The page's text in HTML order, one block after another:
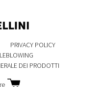
PRIVACY POLICY
DEI PRODOTTI